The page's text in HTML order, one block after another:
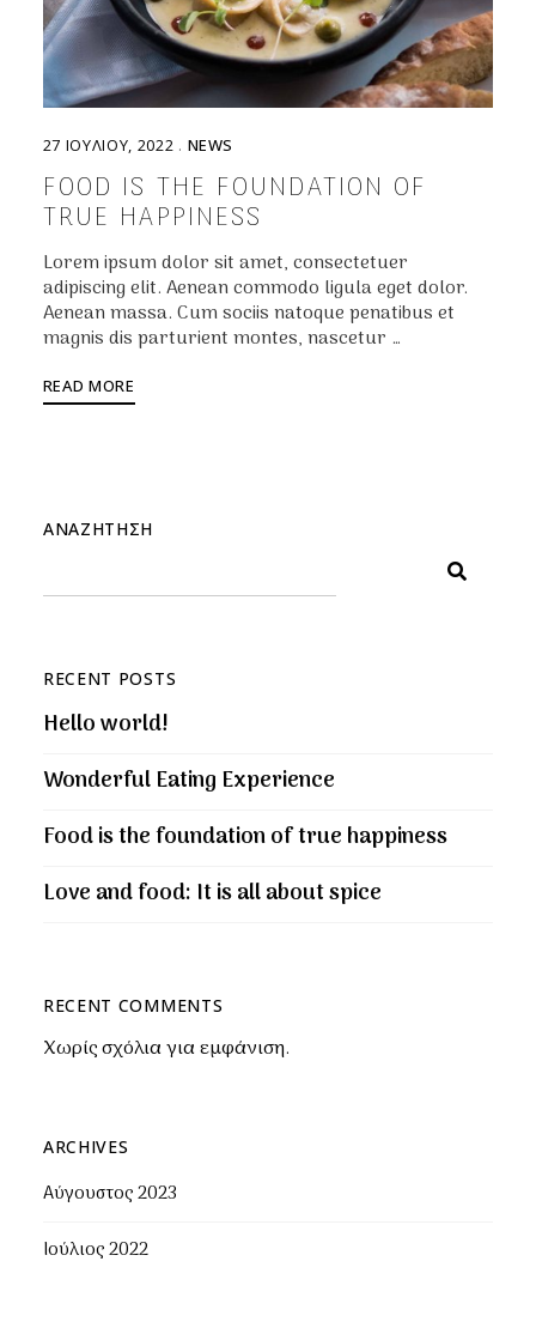
27 ΙΟΥΛΊΟΥ, 2022 NEWS
FOOD IS THE FOUNDATION OF
TRUE HAPPINESS
Lorem ipsum dolor sit amet, consectetuer
adipiscing elit. Aenean commodo ligula eget dolor.
Aenean massa. Cum sociis natoque penatibus et
magnis dis parturient montes, nascetur …
READ MORE
ΑΝΑΖΉΤΗΣΗ
RECENT POSTS
Hello world!
Wonderful Eating Experience
Food is the foundation of true happiness
Love and food: It is all about spice
RECENT COMMENTS
Χωρίς σχόλια για εμφάνιση.
ARCHIVES
Αύγουστος 2023
Ιούλιος 2022